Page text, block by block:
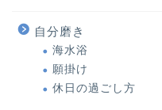
自分磨き
海水浴
願掛け
休日の過ごし方